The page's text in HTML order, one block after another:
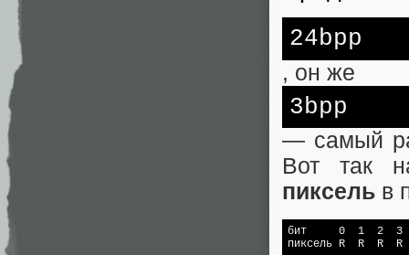
24bpp
, он же
3bpp
— самый
Вот так
пиксель в
бит     0  1  2  3
пиксель R  R  R